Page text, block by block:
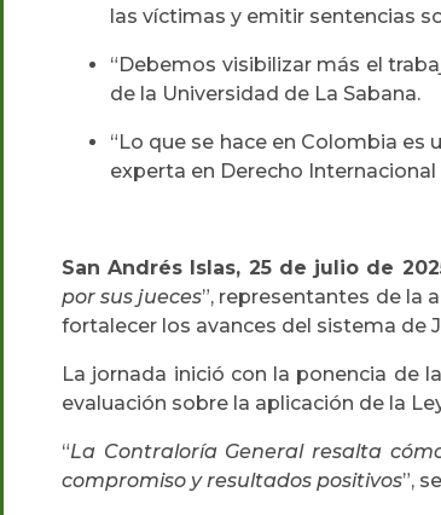
las víctimas y emitir sentencias
“Debemos visibilizar más el
de la Universidad de La Sabana.
“Lo que se hace en Colombia
experta en Derecho
San Andrés Islas, 25 de julio de
por sus jueces”, representantes de la
fortalecer los avances del sistema de
La jornada inició con la ponencia de
evaluación sobre la aplicación de la
“La Contraloría General resalta
compromiso y resultados positivos”,